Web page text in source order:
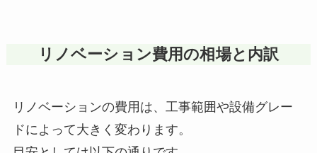
リノベーション費用の相場と内訳
リノベーションの費用は、工事範囲や設備グレー
ドによって大きく変わります。